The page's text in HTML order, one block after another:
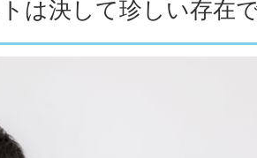
は決して珍しい存在